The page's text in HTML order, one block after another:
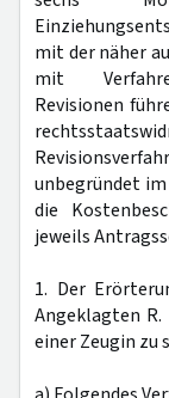
mit der näher
mit
Revisionen
unbegründet
die
jeweils
1. Der
Angeklagten
einer Zeugin zu